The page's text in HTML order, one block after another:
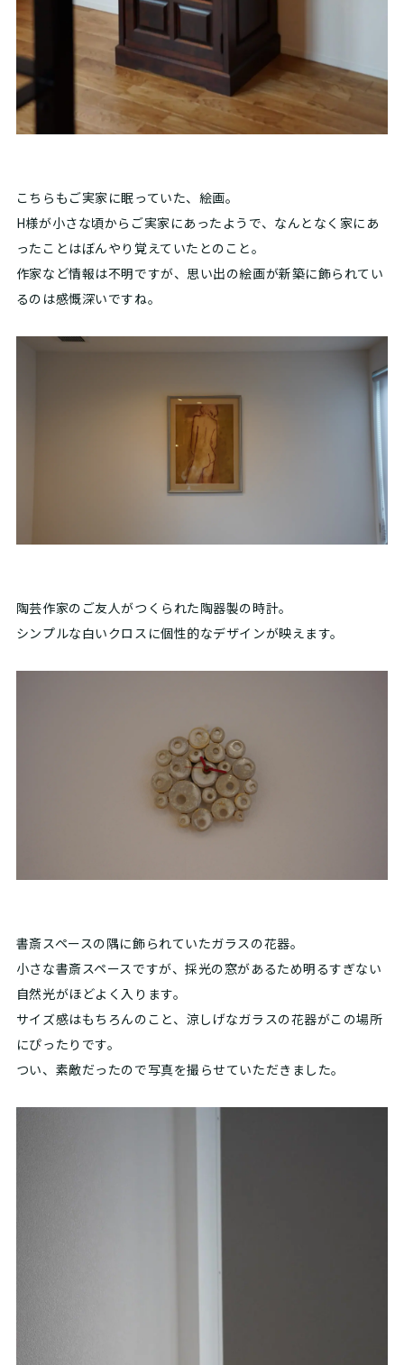
こちらもご実家に眠っていた、絵画。
H様が小さな頃からご実家にあったようで、なんとなく家にあ
ったことはぼんやり覚えていたとのこと。
作家など情報は不明ですが、思い出の絵画が新築に飾られてい
るのは感慨深いですね。
陶芸作家のご友人がつくられた陶器製の時計。
シンプルな白いクロスに個性的なデザインが映えます。
書斎スペースの隅に飾られていたガラスの花器。
小さな書斎スペースですが、採光の窓があるため明るすぎない
自然光がほどよく入ります。
サイズ感はもちろんのこと、涼しげなガラスの花器がこの場所
にぴったりです。
つい、素敵だったので写真を撮らせていただきました。